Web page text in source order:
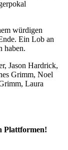
würdigen
Ein Lob an
haben.
Jason Hardrick,
Grimm, Noel
Laura
Plattformen!